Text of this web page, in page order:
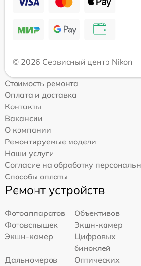
© 2026 Сервисный центр Nikon
Стоимость ремонта
Оплата и доставка
Контакты
Вакансии
О компании
Ремонтируемые модели
Наши услуги
Согласие на обработку
Способы оплаты
Ремонт устройств
Фотоаппаратов
Объективов
Фотовспышек
Экшн-камер
Экшн-камер
Цифровых
биноклей
Дальномеров
Оптических